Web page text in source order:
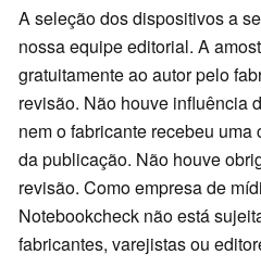
A seleção dos dispositivos a
nossa equipe editorial. A
gratuitamente ao autor pelo
revisão. Não houve influência
nem o fabricante recebeu
da publicação. Não houve
revisão. Como empresa de
Notebookcheck não está
fabricantes, varejistas ou